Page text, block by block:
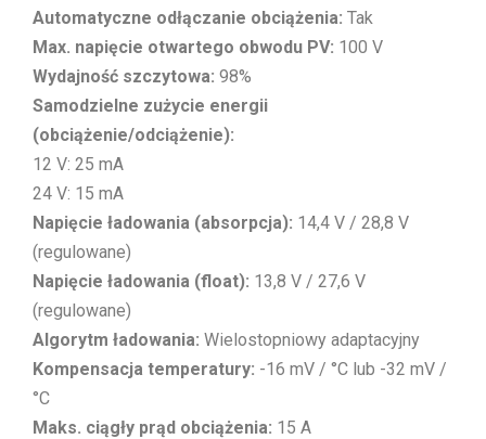
Automatyczne odłączanie obciążenia: Tak
Max. napięcie otwartego obwodu PV: 100 V
Wydajność szczytowa: 98%
Samodzielne zużycie energii
(obciążenie/odciążenie):
12 V: 25 mA
24 V: 15 mA
Napięcie ładowania (absorpcja): 14,4 V / 28,8 V
(regulowane)
Napięcie ładowania (float): 13,8 V / 27,6 V
(regulowane)
Algorytm ładowania: Wielostopniowy adaptacyjny
Kompensacja temperatury: -16 mV / °C lub -32 mV /
°C
Maks. ciągły prąd obciążenia: 15 A